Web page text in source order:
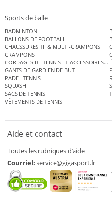
Sports de balle
BADMINTON
BALLONS DE FOOTBALL
CHAUSSURES TF & MULTI-CRAMPONS
CRAMPONS
CORDAGES DE TENNIS ET ACCESSOIRES
GANTS DE GARDIEN DE BUT
PADEL TENNIS
SQUASH
SACS DE TENNIS
VÊTEMENTS DE TENNIS
Aide et contact
Toutes les rubriques d’aide
Courriel: service@gigasport.fr